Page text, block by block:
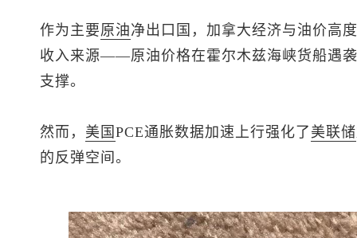
作为主要原油净出口国，加拿大经济与油价
收入来源——原油价格在霍尔木兹海峡货船遇
支撑。
然而， 美国 PCE通胀数据加速上行强化了 美联储
的反弹空间。